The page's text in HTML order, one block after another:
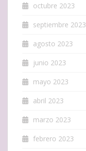
octubre 2023
septiembre 2023
agosto 2023
junio 2023
mayo 2023
abril 2023
marzo 2023
febrero 2023